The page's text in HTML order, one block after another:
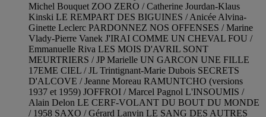
Michel Bouquet ZOO ZERO / Catherine Jourdan-Klaus
Kinski LE REMPART DES BIGUINES / Anicée Alvina-
Ginette Leclerc PARDONNEZ NOS OFFENSES / Marine
Vlady-Pierre Vanek J'IRAI COMME UN CHEVAL FOU /
Emmanuelle Riva LES MOIS D'AVRIL SONT
MEURTRIERS / JP Marielle UN GARCON UNE FILLE
17EME CIEL / JL Trintignant-Marie Dubois SECRETS
D'ALCOVE / Jeanne Moreau RAMUNTCHO (versions
1937 et 1959) JOFFROI / Marcel Pagnol L'INSOUMIS /
Alain Delon LE CERF-VOLANT DU BOUT DU MONDE
/ 1958 SAXO / Gérard Lanvin LE SANG DES AUTRES